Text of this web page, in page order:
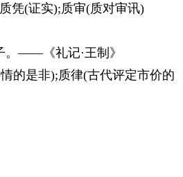
凭(证实);质审(质对审讯)
。——《礼记·王制》
的是非);质律(古代评定市价的